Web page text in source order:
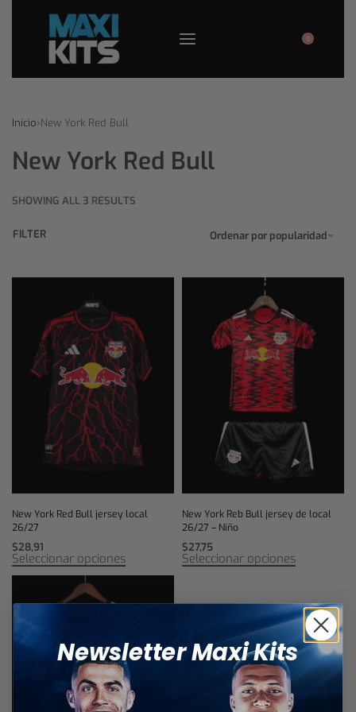
0
Inicio›New York Red Bull
New York Red Bull
SHOWING ALL 3 RESULTS
Ordenar por popularidad
FILTER
New York Red Bull jersey local
26/27
$28,91
Seleccionar opciones
New York Reb Bull jersey de local
26/27 – Niño
$27,75
Seleccionar opciones
Newsletter Maxi Kits